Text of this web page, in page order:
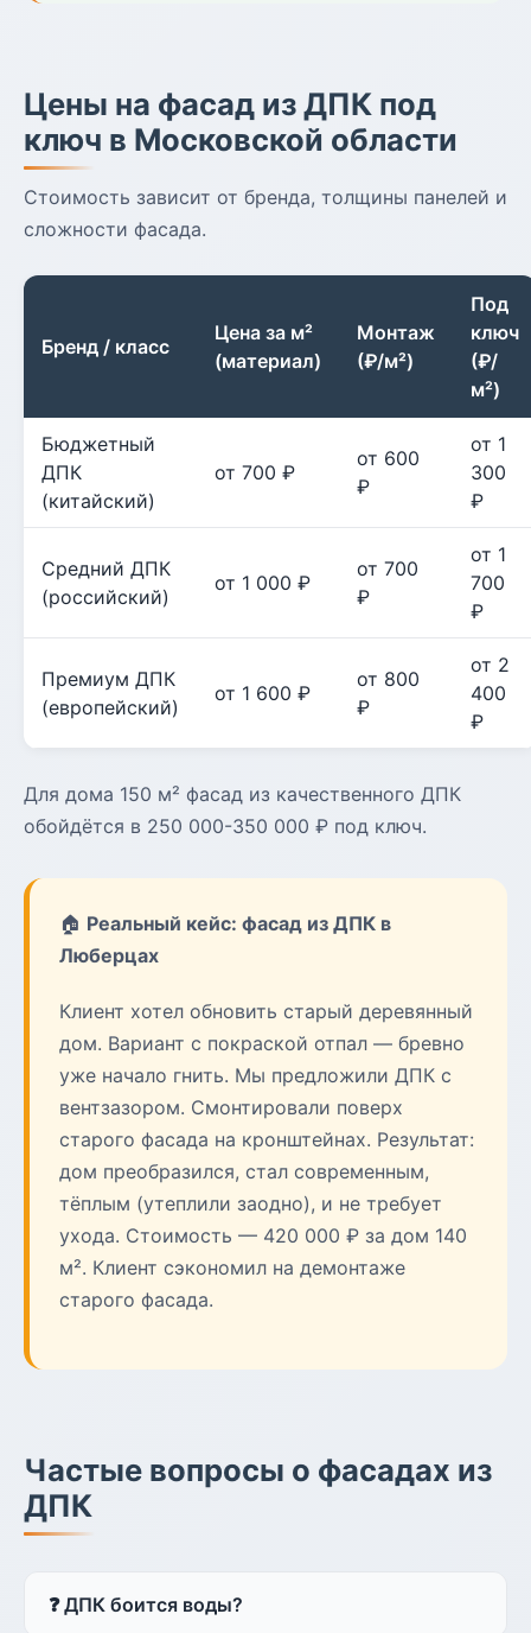
Цены на фасад из ДПК под
ключ в Московской области
Стоимость зависит от бренда, толщины панелей и
сложности фасада.
Бренд / класс
Цена за м²
(материал)
Монтаж
(₽/м²)
Под
ключ
(₽/
м²)
Бюджетный
ДПК
(китайский)
от 700 ₽
от 600
₽
от 1
300
₽
Средний ДПК
(российский)
от 1 000 ₽
от 700
₽
от 1
700
₽
Премиум ДПК
(европейский)
от 1 600 ₽
от 800
₽
от 2
400
₽
Для дома 150 м² фасад из качественного ДПК
обойдётся в 250 000-350 000 ₽ под ключ.
🏠 Реальный кейс: фасад из ДПК в
Люберцах
Клиент хотел обновить старый деревянный
дом. Вариант с покраской отпал — бревно
уже начало гнить. Мы предложили ДПК с
вентзазором. Смонтировали поверх
старого фасада на кронштейнах. Результат:
дом преобразился, стал современным,
тёплым (утеплили заодно), и не требует
ухода. Стоимость — 420 000 ₽ за дом 140
м². Клиент сэкономил на демонтаже
старого фасада.
Частые вопросы о фасадах из
ДПК
❓ ДПК боится воды?